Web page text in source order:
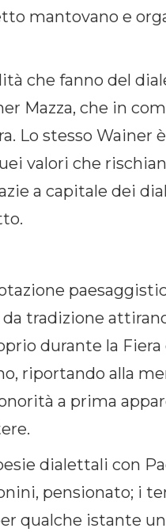
mantovano e
che fanno del
Mazza, che in
Lo stesso
valori che
a capitale dei
tradizione
durante la Fiera
riportando alla
a prima
dialettali con
pensionato; i
qualche istante